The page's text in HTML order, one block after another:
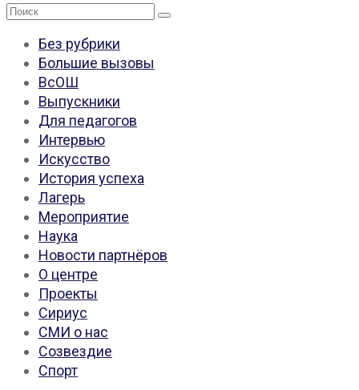
Поиск:
Без рубрики
Большие вызовы
ВсОШ
Выпускники
Для педагогов
Интервью
Искусство
История успеха
Лагерь
Мероприятие
Наука
Новости партнёров
О центре
Проекты
Сириус
СМИ о нас
Созвездие
Спорт